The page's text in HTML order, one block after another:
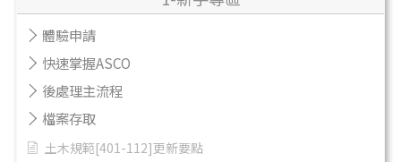
體驗申請
快速掌握ASCO
後處理主流程
檔案存取
土木規範[401-112]更新要點